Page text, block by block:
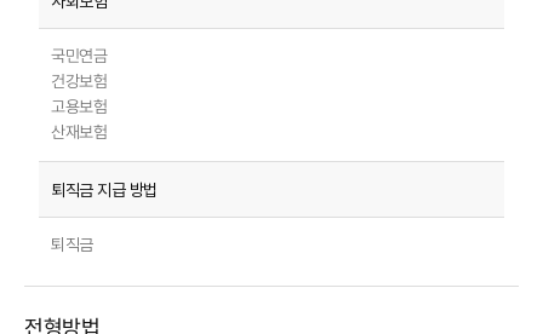
국민연금
건강보험
고용보험
산재보험
퇴직금
전형방법